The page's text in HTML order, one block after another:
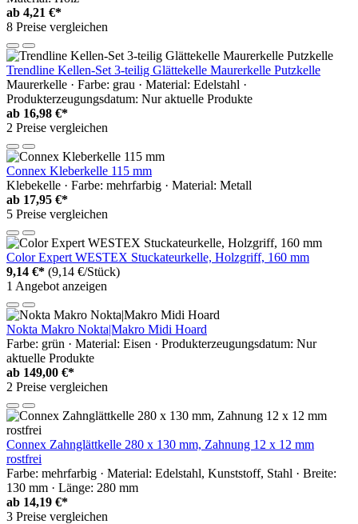
ab 4,21 €*
8 Preise vergleichen
Trendline Kellen-Set 3-teilig Glättekelle Maurerkelle Putzkelle
Maurerkelle · Farbe: grau · Material: Edelstahl ·
Produkterzeugungsdatum: Nur aktuelle Produkte
ab 16,98 €*
2 Preise vergleichen
Connex Kleberkelle 115 mm
Klebekelle · Farbe: mehrfarbig · Material: Metall
ab 17,95 €*
5 Preise vergleichen
Color Expert WESTEX Stuckateurkelle, Holzgriff, 160 mm
9,14 €* (9,14 €/Stück)
1 Angebot anzeigen
Nokta Makro Nokta|Makro Midi Hoard
Farbe: grün · Material: Eisen · Produkterzeugungsdatum: Nur
aktuelle Produkte
ab 149,00 €*
2 Preise vergleichen
Connex Zahnglättkelle 280 x 130 mm, Zahnung 12 x 12 mm
rostfrei
Farbe: mehrfarbig · Material: Edelstahl, Kunststoff, Stahl · Breite:
130 mm · Länge: 280 mm
ab 14,19 €*
3 Preise vergleichen